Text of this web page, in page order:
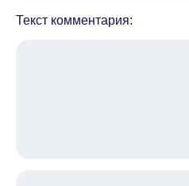
Текст комментария: